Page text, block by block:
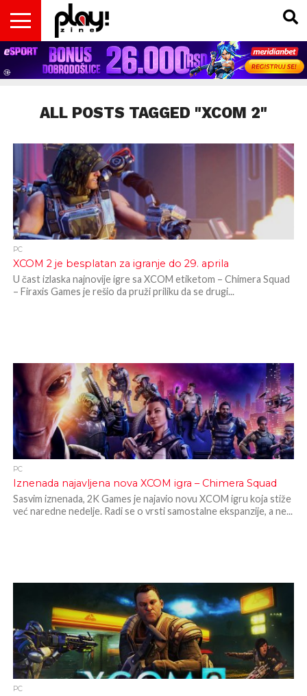
VESTI
MAGAZIN
PLAY!RETRO
PLAY!CAST
PLAY!CON
PLAY!BIZ
INSIDER
OPISI
IGARA
DOMAĆA
SCENA
INTERVJUI
GADGETS
FILM
& TV
KOLUMNE
ALL POSTS TAGGED "XCOM 2"
PC
XCOM 2 je besplatan za igranje do 29. aprila
U čast izlaska najnovije igre sa XCOM etiketom – Chimera Squad
– Firaxis Games je rešio da pruži priliku da se drugi...
PC
Iznenada najavljena nova XCOM igra – Chimera Squad
Sasvim iznenada, 2K Games je najavio novu XCOM igru koja stiže
već naredne nedelje. Radi se o vrsti samostalne ekspanzije, a ne...
PC